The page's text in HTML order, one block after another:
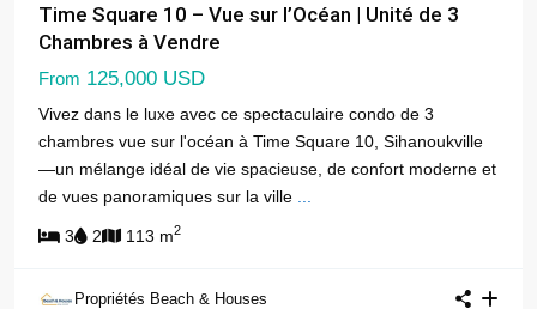
Time Square 10 – Vue sur l’Océan | Unité de 3
Chambres à Vendre
From 125,000 USD
Vivez dans le luxe avec ce spectaculaire condo de 3
chambres vue sur l'océan à Time Square 10, Sihanoukville
—un mélange idéal de vie spacieuse, de confort moderne et
de vues panoramiques sur la ville
3 2 113 m2
Propriétés Beach & Houses